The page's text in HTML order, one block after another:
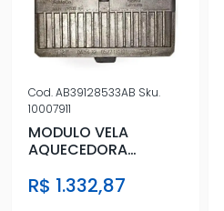
Cod.AB39128533AB Sku.
10007911
MODULO VELA
AQUECEDORA
R$ 1.332,87